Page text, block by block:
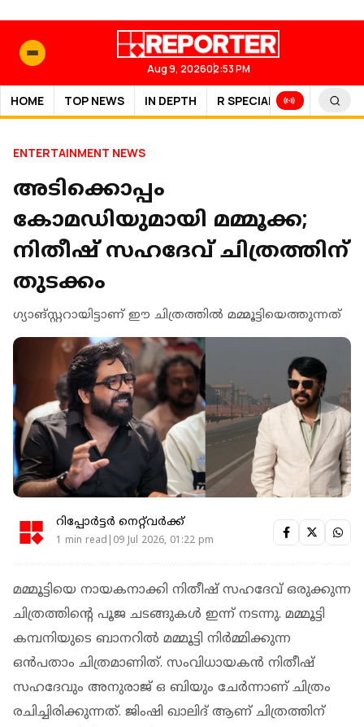
Aug 9, 202602:53 PM
HOME TOP NEWS IN DEPTH R SPECIAL SPORTS
ENTERTAINMENT NEWS
അടിക്കൊപ്പം
കോമഡിയുമായി മമ്മൂക്ക;
നിതീഷ് സഹദേവ് ചിത്രത്തിന്
തുടക്കം
ഗ്യാങ്സ്റ്ററായിട്ടാണ് ഈ ചിത്രത്തില്‍ മമ്മൂട്ടിയെത്തുന്നത്
റിപ്പോർട്ടർ നെറ്റ്‌വര്‍ക്ക്‌
1 min read|09 Jul 2026, 01:22 pm
മമ്മൂട്ടിയെ നായകനാക്കി നിതീഷ് സഹദേവ് ഒരുക്കുന്ന
ചിത്രത്തിന്റെ പൂജ ചടങ്ങുകള്‍ ഇന്ന് നടന്നു. മമ്മൂട്ടി
കമ്പനിയുടെ ബാനറില്‍ മമ്മൂട്ടി നിര്‍മ്മിക്കുന്ന
ഒന്‍പതാം ചിത്രമാണിത്. സംവിധായകന്‍ നിതീഷ്
സഹദേവും അനുരാജ് ഒ ബിയും ചേര്‍ന്നാണ് ചിത്രം
രചിച്ചിരിക്കുന്നത്. ജിംഷി ഖാലിദ് ആണ് ചിത്രത്തിന്